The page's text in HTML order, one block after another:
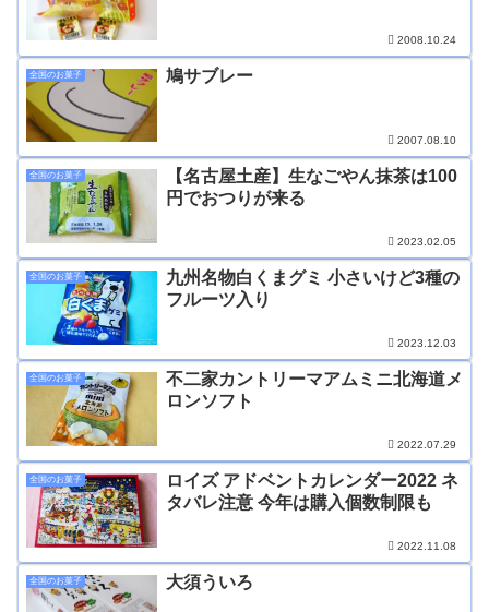
2008.10.24
全国のお菓子 鳩サブレー
2007.08.10
全国のお菓子
【名古屋土産】生なごやん抹茶は100
円でおつりが来る
2023.02.05
全国のお菓子
九州名物白くまグミ 小さいけど3種の
フルーツ入り
2023.12.03
全国のお菓子
不二家カントリーマアムミニ北海道メ
ロンソフト
2022.07.29
全国のお菓子
ロイズ アドベントカレンダー2022 ネ
タバレ注意 今年は購入個数制限も
2022.11.08
全国のお菓子 大須ういろ